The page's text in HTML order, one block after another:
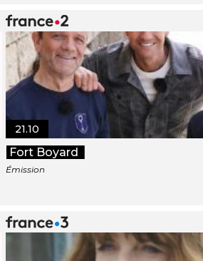
21.10
Fort Boyard
Émission